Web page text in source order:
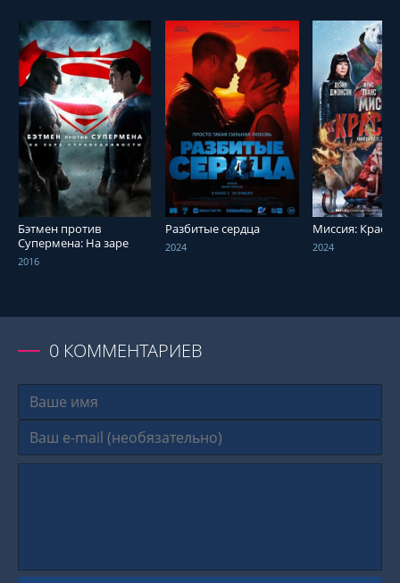
СМОТРЕТЬ ОНЛАЙН
Бэтмен против
Супермена: На заре
справедливости
2016
СМОТРЕТЬ ОНЛАЙН
Разбитые сердца
2024
СМОТРЕТЬ
Миссия:
2024
0 КОММЕНТАРИЕВ